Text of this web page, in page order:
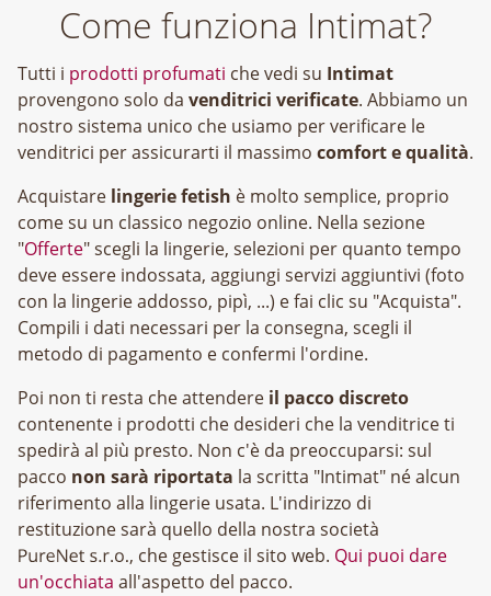
Come funziona Intimat?
Tutti i prodotti profumati che vedi su Intimat
provengono solo da venditrici verificate. Abbiamo un
nostro sistema unico che usiamo per verificare le
venditrici per assicurarti il massimo comfort e qualità.
Acquistare lingerie fetish è molto semplice, proprio
come su un classico negozio online. Nella sezione
"Offerte" scegli la lingerie, selezioni per quanto tempo
deve essere indossata, aggiungi servizi aggiuntivi (foto
con la lingerie addosso, pipì, ...) e fai clic su "Acquista".
Compili i dati necessari per la consegna, scegli il
metodo di pagamento e confermi l'ordine.
Poi non ti resta che attendere il pacco discreto
contenente i prodotti che desideri che la venditrice ti
spedirà al più presto. Non c'è da preoccuparsi: sul
pacco non sarà riportata la scritta "Intimat" né alcun
riferimento alla lingerie usata. L'indirizzo di
restituzione sarà quello della nostra società
, che gestisce il sito web. Qui puoi dare
un'occhiata all'aspetto del pacco.